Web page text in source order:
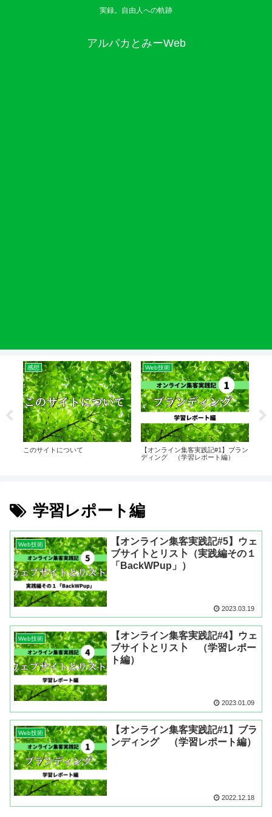
実録。自由人への軌跡
アルパカとみーWeb
感想
このサイトについて
Web技術
【オンライン集客実践記#1】ブラン
ディング （学習レポート編）
学習レポート編
Web技術
【オンライン集客実践記#5】ウェ
ブサイ卜とリス卜（実践編その１
「BackWPup」）
2023.03.19
Web技術
【オンライン集客実践記#4】ウェ
ブサイ卜とリス卜 （学習レポー
ト編）
2023.01.09
Web技術
【オンライン集客実践記#1】ブラ
ンディング （学習レポート編）
2022.12.18